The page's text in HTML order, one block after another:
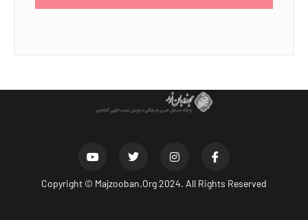
Copyright © Majzooban.Org2024. All Rights Reserved